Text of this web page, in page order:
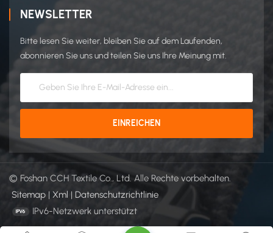
NEWSLETTER
Bitte lesen Sie weiter, bleiben Sie auf dem Laufenden,
abonnieren Sie uns und teilen Sie uns Ihre Meinung mit.
© Foshan CCH Textile Co., Ltd. Alle Rechte vorbehalten.
Sitemap | Xml | Datenschutzrichtlinie
IPv6-Netzwerk unterstützt